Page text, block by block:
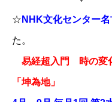
☆ NHK文化センター
た。
易経超入門 時の変
「坤為地」